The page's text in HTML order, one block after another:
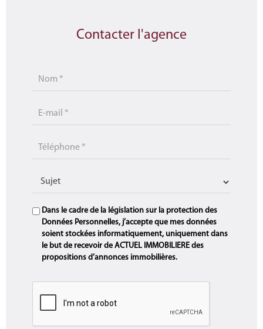
Contacter l'agence
Dans le cadre de la législation sur la protection des
Données Personnelles, j’accepte que mes données
soient stockées informatiquement, uniquement dans
le but de recevoir de ACTUEL IMMOBILIERE des
propositions d’annonces immobilières.